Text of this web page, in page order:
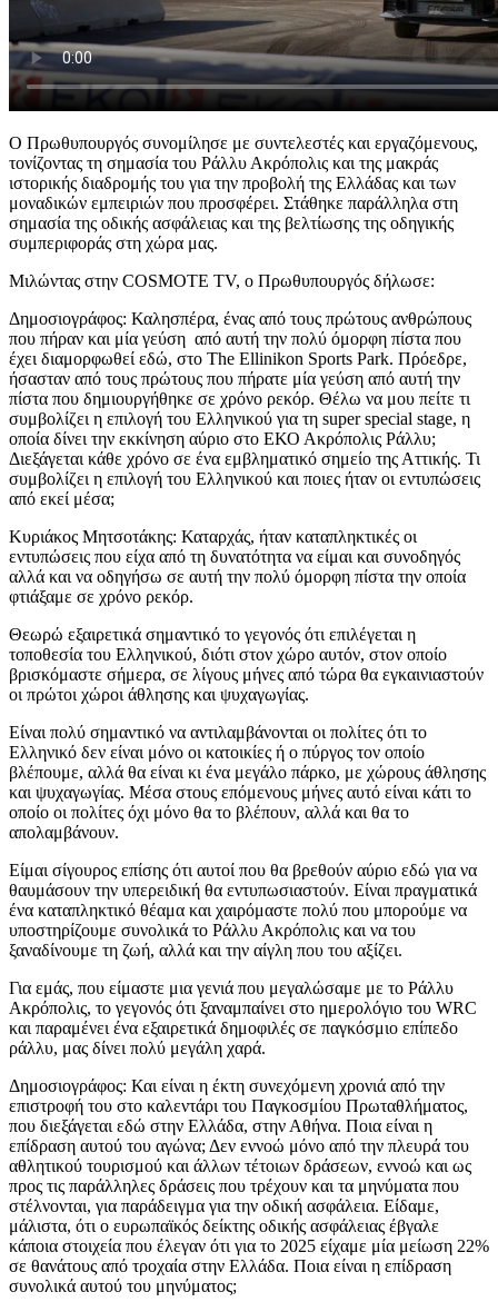
Ο Πρωθυπουργός συνομίλησε με συντελεστές και εργαζόμενους,
τονίζοντας τη σημασία του Ράλλυ Ακρόπολις και της μακράς
ιστορικής διαδρομής του για την προβολή της Ελλάδας και των
μοναδικών εμπειριών που προσφέρει. Στάθηκε παράλληλα στη
σημασία της οδικής ασφάλειας και της βελτίωσης της οδηγικής
συμπεριφοράς στη χώρα μας.
Μιλώντας στην COSMOTE TV, ο Πρωθυπουργός δήλωσε:
Δημοσιογράφος: Καλησπέρα, ένας από τους πρώτους ανθρώπους
που πήραν και μία γεύση από αυτή την πολύ όμορφη πίστα που
έχει διαμορφωθεί εδώ, στο The Ellinikon Sports Park. Πρόεδρε,
ήσασταν από τους πρώτους που πήρατε μία γεύση από αυτή την
πίστα που δημιουργήθηκε σε χρόνο ρεκόρ. Θέλω να μου πείτε τι
συμβολίζει η επιλογή του Ελληνικού για τη super special stage, η
οποία δίνει την εκκίνηση αύριο στο ΕΚΟ Ακρόπολις Pάλλυ;
Διεξάγεται κάθε χρόνο σε ένα εμβληματικό σημείο της Αττικής. Τι
συμβολίζει η επιλογή του Ελληνικού και ποιες ήταν οι εντυπώσεις
από εκεί μέσα;
Κυριάκος Μητσοτάκης: Καταρχάς, ήταν καταπληκτικές οι
εντυπώσεις που είχα από τη δυνατότητα να είμαι και συνοδηγός
αλλά και να οδηγήσω σε αυτή την πολύ όμορφη πίστα την οποία
φτιάξαμε σε χρόνο ρεκόρ.
Θεωρώ εξαιρετικά σημαντικό το γεγονός ότι επιλέγεται η
τοποθεσία του Ελληνικού, διότι στον χώρο αυτόν, στον οποίο
βρισκόμαστε σήμερα, σε λίγους μήνες από τώρα θα εγκαινιαστούν
οι πρώτοι χώροι άθλησης και ψυχαγωγίας.
Είναι πολύ σημαντικό να αντιλαμβάνονται οι πολίτες ότι το
Ελληνικό δεν είναι μόνο οι κατοικίες ή ο πύργος τον οποίο
βλέπουμε, αλλά θα είναι κι ένα μεγάλο πάρκο, με χώρους άθλησης
και ψυχαγωγίας. Μέσα στους επόμενους μήνες αυτό είναι κάτι το
οποίο οι πολίτες όχι μόνο θα το βλέπουν, αλλά και θα το
απολαμβάνουν.
Είμαι σίγουρος επίσης ότι αυτοί που θα βρεθούν αύριο εδώ για να
θαυμάσουν την υπερειδική θα εντυπωσιαστούν. Είναι πραγματικά
ένα καταπληκτικό θέαμα και χαιρόμαστε πολύ που μπορούμε να
υποστηρίζουμε συνολικά το Ράλλυ Ακρόπολις και να του
ξαναδίνουμε τη ζωή, αλλά και την αίγλη που του αξίζει.
Για εμάς, που είμαστε μια γενιά που μεγαλώσαμε με το Ράλλυ
Ακρόπολις, το γεγονός ότι ξαναμπαίνει στο ημερολόγιο του WRC
και παραμένει ένα εξαιρετικά δημοφιλές σε παγκόσμιο επίπεδο
ράλλυ, μας δίνει πολύ μεγάλη χαρά.
Δημοσιογράφος: Και είναι η έκτη συνεχόμενη χρονιά από την
επιστροφή του στο καλεντάρι του Παγκοσμίου Πρωταθλήματος,
που διεξάγεται εδώ στην Ελλάδα, στην Αθήνα. Ποια είναι η
επίδραση αυτού του αγώνα; Δεν εννοώ μόνο από την πλευρά του
αθλητικού τουρισμού και άλλων τέτοιων δράσεων, εννοώ και ως
προς τις παράλληλες δράσεις που τρέχουν και τα μηνύματα που
στέλνονται, για παράδειγμα για την οδική ασφάλεια. Είδαμε,
μάλιστα, ότι ο ευρωπαϊκός δείκτης οδικής ασφάλειας έβγαλε
κάποια στοιχεία που έλεγαν ότι για το 2025 είχαμε μία μείωση 22%
σε θανάτους από τροχαία στην Ελλάδα. Ποια είναι η επίδραση
συνολικά αυτού του μηνύματος;